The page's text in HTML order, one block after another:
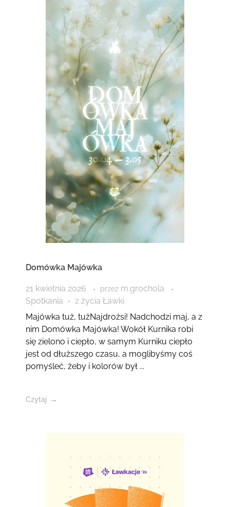
Domówka Majówka
21 kwietnia 2026 przez m.grochola
Spotkania
z życia Ławki
Majówka tuż, tużNajdrożsi! Nadchodzi maj, a z
nim Domówka Majówka! Wokół Kurnika robi
się zielono i ciepło, w samym Kurniku ciepło
jest od dłuższego czasu, a moglibyśmy coś
pomyśleć, żeby i kolorów był ...
Czytaj